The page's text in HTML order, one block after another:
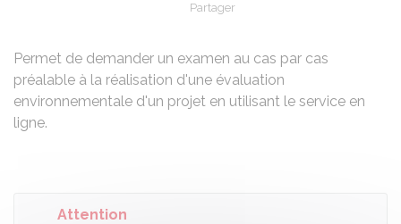
Partager
Permet de demander un examen au cas par cas
préalable à la réalisation d'une évaluation
environnementale d'un projet en utilisant le service en
ligne.
Attention